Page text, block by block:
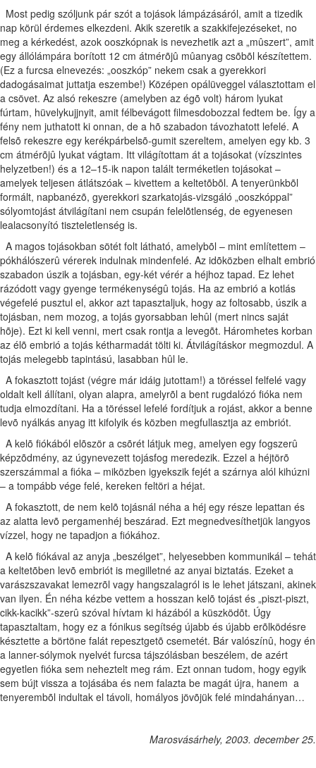
Most pedig szóljunk pár szót a tojások lámpázásáról, amit a tizedik
nap körül érdemes elkezdeni. Akik szeretik a szakkifejezéseket, no
meg a kérkedést, azok ooszkópnak is nevezhetik azt a „mûszert”, amit
egy állólámpára borított 12 cm átmérõjû mûanyag csõbõl készítettem.
(Ez a furcsa elnevezés: „ooszkóp” nekem csak a gyerekkori
dadogásaimat juttatja eszembe!) Középen opálüveggel választottam el
a csövet. Az alsó rekeszre (amelyben az égõ volt) három lyukat
fúrtam, hüvelykujjnyit, amit félbevágott filmesdobozzal fedtem be. Így a
fény nem juthatott ki onnan, de a hõ szabadon távozhatott lefelé. A
felsõ rekeszre egy kerékpárbelsõ-gumit szereltem, amelyen egy kb. 3
cm átmérõjû lyukat vágtam. Itt világítottam át a tojásokat (vízszintes
helyzetben!) és a 12–15-ik napon talált terméketlen tojásokat –
amelyek teljesen átlátszóak – kivettem a keltetõbõl. A tenyerünkbõl
formált, napbanézõ, gyerekkori szarkatojás-vizsgáló „ooszkóppal”
sólyomtojást átvilágítani nem csupán felelõtlenség, de egyenesen
lealacsonyító tiszteletlenség is.
A magos tojásokban sötét folt látható, amelybõl – mint említettem –
pókhálószerû vérerek indulnak mindenfelé. Az idõközben elhalt embrió
szabadon úszik a tojásban, egy-két vérér a héjhoz tapad. Ez lehet
rázódott vagy gyenge termékenységû tojás. Ha az embrió a kotlás
végefelé pusztul el, akkor azt tapasztaljuk, hogy az foltosabb, úszik a
tojásban, nem mozog, a tojás gyorsabban lehûl (mert nincs saját
hõje). Ezt ki kell venni, mert csak rontja a levegõt. Háromhetes korban
az élõ embrió a tojás kétharmadát tölti ki. Átvilágításkor megmozdul. A
tojás melegebb tapintású, lasabban hûl le.
A fokasztott tojást (végre már idáig jutottam!) a töréssel felfelé vagy
oldalt kell állítani, olyan alapra, amelyrõl a bent rugdalózó fióka nem
tudja elmozdítani. Ha a töréssel lefelé fordítjuk a rojást, akkor a benne
levõ nyálkás anyag itt kifolyik és közben megfullasztja az embriót.
A kelõ fiókából elõször a csõrét látjuk meg, amelyen egy fogszerû
képzõdmény, az úgynevezett tojásfog meredezik. Ezzel a héjtörõ
szerszámmal a fióka – miközben igyekszik fejét a szárnya alól kihúzni
– a tompább vége felé, kereken feltöri a héjat.
A fokasztott, de nem kelõ tojásnál néha a héj egy része lepattan és
az alatta levõ pergamenhéj beszárad. Ezt megnedvesíthetjük langyos
vízzel, hogy ne tapadjon a fiókához.
A kelõ fiókával az anyja „beszélget”, helyesebben kommunikál – tehát
a keltetõben levõ embriót is megilletné az anyai biztatás. Ezeket a
varászszavakat lemezrõl vagy hangszalagról is le lehet játszani, akinek
van ilyen. Én néha kézbe vettem a hosszan kelõ tojást és „piszt-piszt,
cikk-kacikk”-szerû szóval hívtam ki házából a küszködõt. Úgy
tapasztaltam, hogy ez a fónikus segítség újabb és újabb erõlködésre
késztette a börtöne falát repesztgetõ csemetét. Bár valószínû, hogy én
a lanner-sólymok nyelvét furcsa tájszólásban beszélem, de azért
egyetlen fióka sem neheztelt meg rám. Ezt onnan tudom, hogy egyik
sem bújt vissza a tojásába és nem falazta be magát újra, hanem a
tenyerembõl indultak el távoli, homályos jövõjük felé mindahányan…
Marosvásárhely, 2003. december 25.